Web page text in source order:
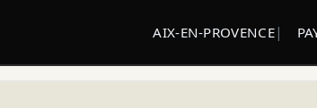
AIX-EN-PROVENCE